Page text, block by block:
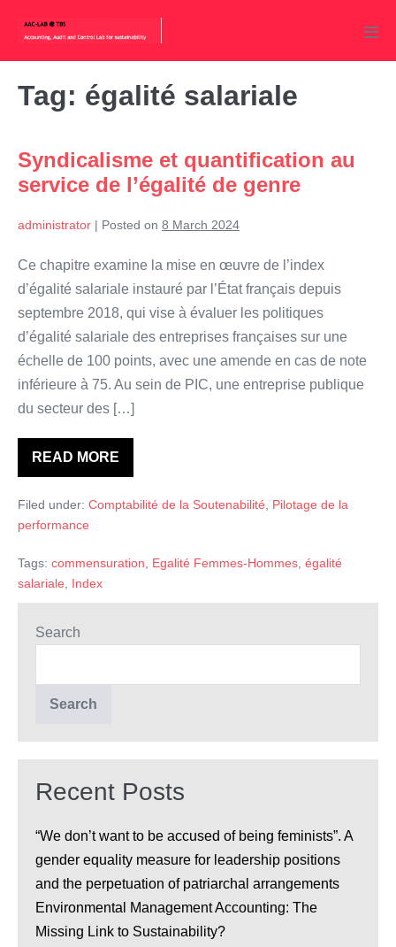
content
Tag: égalité salariale
Syndicalisme et quantification au
service de l’égalité de genre
administrator | Posted on 8 March 2024
Ce chapitre examine la mise en œuvre de l’index
d’égalité salariale instauré par l’État français depuis
septembre 2018, qui vise à évaluer les politiques
d’égalité salariale des entreprises françaises sur une
échelle de 100 points, avec une amende en cas de note
inférieure à 75. Au sein de PIC, une entreprise publique
du secteur des […]
READ MORESyndicalisme
et
au
service
de
de
genre
Filed under: Comptabilité de la Soutenabilité, Pilotage de la
performance
Tags: commensuration, Egalité Femmes-Hommes, égalité
salariale, Index
Search
Search
Recent Posts
“We don’t want to be accused of being feminists”. A
gender equality measure for leadership positions
and the perpetuation of patriarchal arrangements
Environmental Management Accounting: The
Missing Link to Sustainability?